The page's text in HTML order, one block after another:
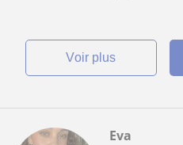
voir plus
Eva